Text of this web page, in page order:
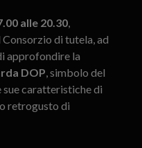
alle 20.30,
Consorzio di tutela, ad
approfondire la
DOP, simbolo del
sue caratteristiche di
retrogusto di